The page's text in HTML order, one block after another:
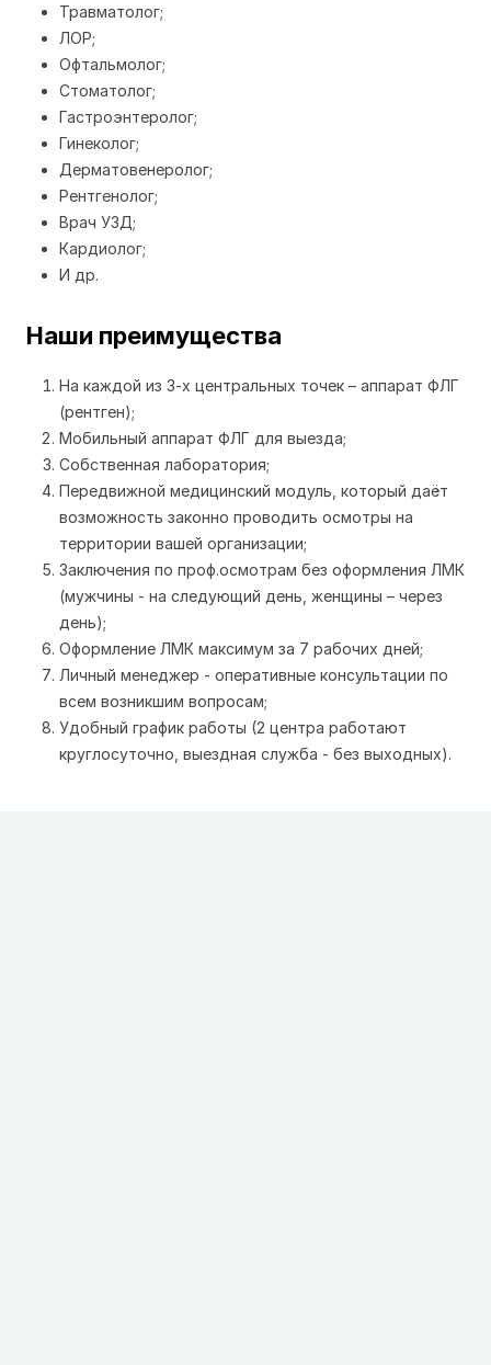
Травматолог;
ЛОР;
Офтальмолог;
Стоматолог;
Гастроэнтеролог;
Гинеколог;
Дерматовенеролог;
Рентгенолог;
Врач УЗД;
Кардиолог;
И др.
Наши преимущества
На каждой из 3-х центральных точек – аппарат ФЛГ
(рентген);
Мобильный аппарат ФЛГ для выезда;
Собственная лаборатория;
Передвижной медицинский модуль, который даёт
возможность законно проводить осмотры на
территории вашей организации;
Заключения по проф.осмотрам без оформления ЛМК
(мужчины - на следующий день, женщины – через
день);
Оформление ЛМК максимум за 7 рабочих дней;
Личный менеджер - оперативные консультации по
всем возникшим вопросам;
Удобный график работы (2 центра работают
круглосуточно, выездная служба - без выходных).